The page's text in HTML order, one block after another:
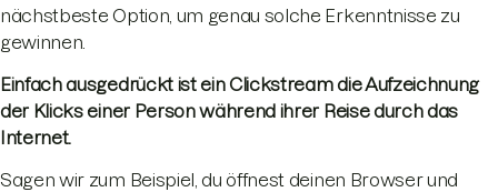
nächstbeste Option, um genau solche Erkenntnisse zu
gewinnen.
Einfach ausgedrückt ist ein Clickstream die Aufzeichnung
der Klicks einer Person während ihrer Reise durch das
Internet.
Sagen wir zum Beispiel, du öffnest deinen Browser und